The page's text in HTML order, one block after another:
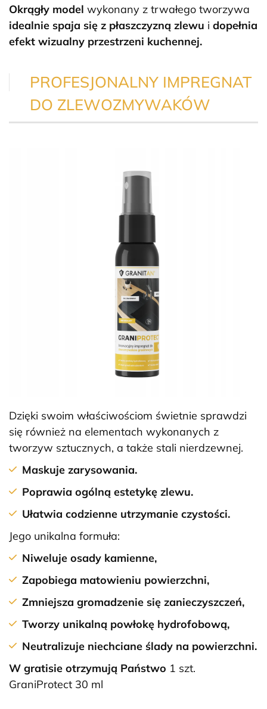
Okrągły model wykonany z trwałego tworzywa
idealnie spaja się z płaszczyzną zlewu i dopełnia
efekt wizualny przestrzeni kuchennej.
PROFESJONALNY IMPREGNAT
DO ZLEWOZMYWAKÓW
Dzięki swoim właściwościom świetnie sprawdzi
się również na elementach wykonanych z
tworzyw sztucznych, a także stali nierdzewnej.
Maskuje zarysowania.
Poprawia ogólną estetykę zlewu.
Ułatwia codzienne utrzymanie czystości.
Jego unikalna formuła:
Niweluje osady kamienne,
Zapobiega matowieniu powierzchni,
Zmniejsza gromadzenie się zanieczyszczeń,
Tworzy unikalną powłokę hydrofobową,
Neutralizuje niechciane ślady na powierzchni.
W gratisie otrzymują Państwo 1 szt.
GraniProtect 30 ml